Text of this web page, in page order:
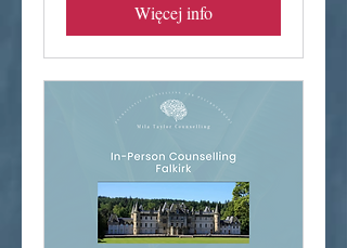
Więcej info